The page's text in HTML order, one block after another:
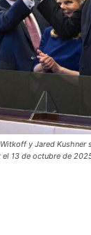
y Jared Kushner
13 de octubre de